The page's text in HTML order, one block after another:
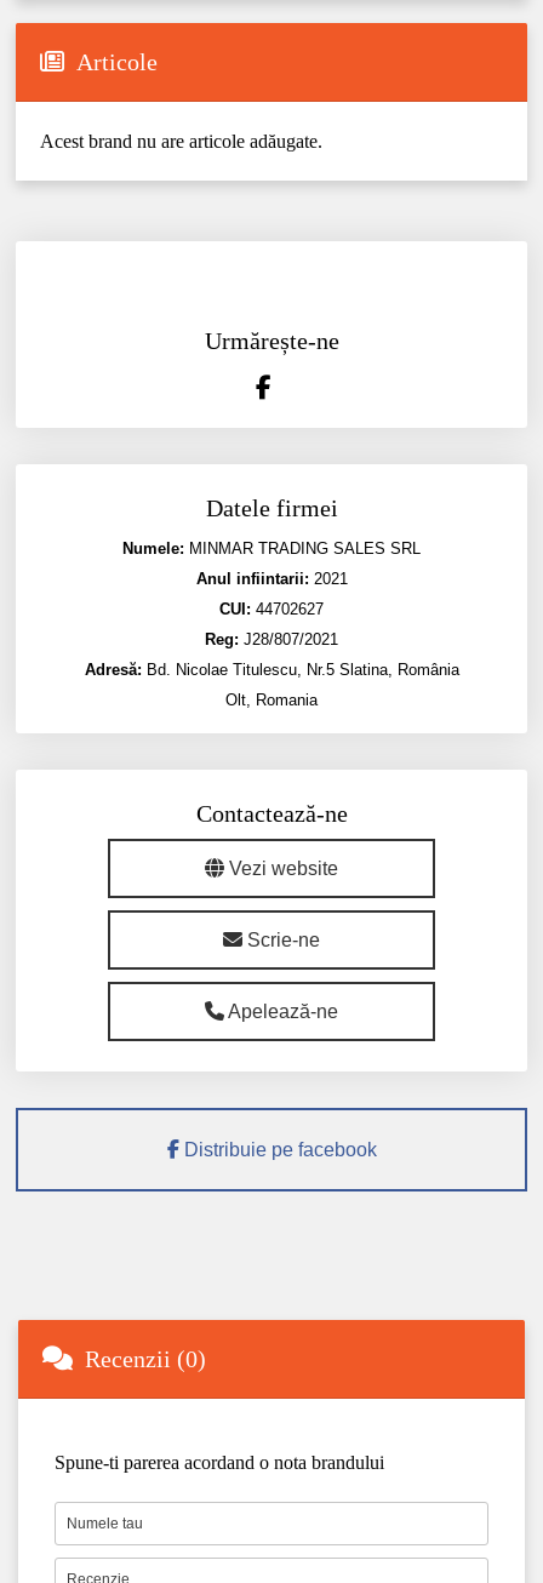
Articole
Acest brand nu are articole adăugate.
Urmărește-ne
Datele firmei
Numele: MINMAR TRADING SALES SRL
Anul infiintarii: 2021
CUI: 44702627
Reg: J28/807/2021
Adresă: Bd. Nicolae Titulescu, Nr.5 Slatina, România
Olt, Romania
Contactează-ne
Vezi website
Scrie-ne
Apelează-ne
Distribuie pe facebook
Recenzii (0)
Spune-ti parerea acordand o nota brandului